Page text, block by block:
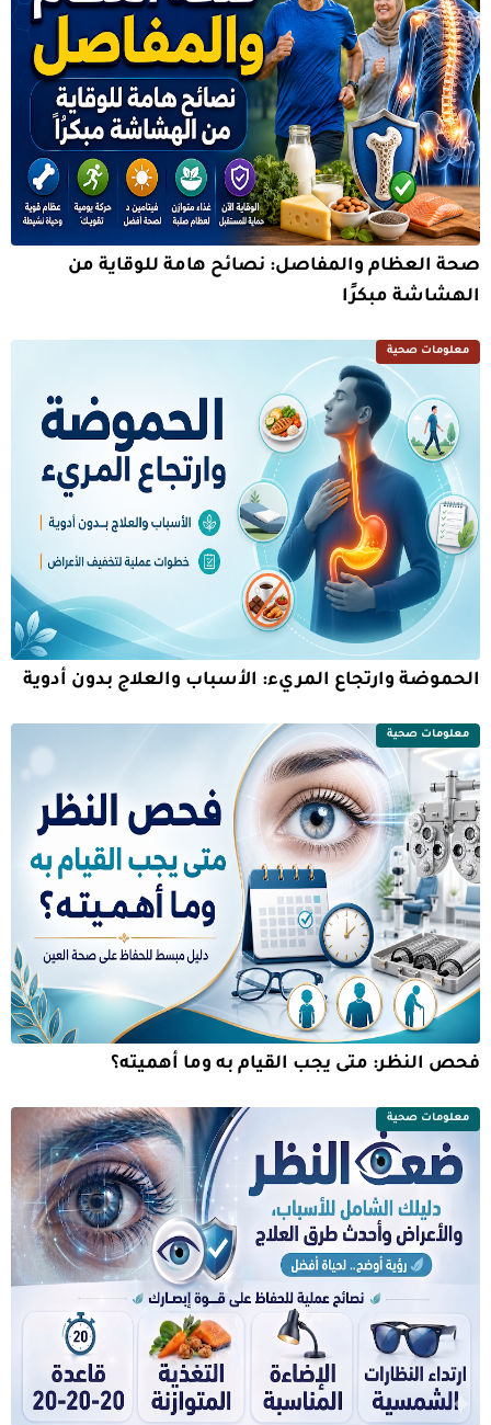
صحة العظام والمفاصل: نصائح هامة للوقاية من
الهشاشة مبكرًا
معلومات صحية
الحموضة وارتجاع المريء: الأسباب والعلاج بدون أدوية
معلومات صحية
فحص النظر: متى يجب القيام به وما أهميته؟
معلومات صحية